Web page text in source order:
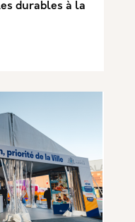
durables à la